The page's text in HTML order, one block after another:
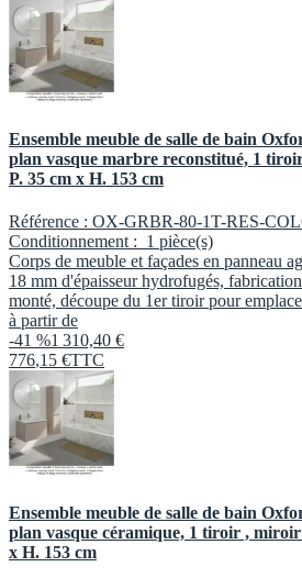
Ensemble meuble de salle de bain
plan vasque marbre reconstitué, 1
P. 35 cm x H. 153 cm
Référence : OX-GRBR-80-1T-RES-
Conditionnement : 1 pièce(s)
Corps de meuble et façades en panneau
18 mm d'épaisseur hydrofugés,
monté, découpe du 1er tiroir pour
à partir de
-41 %1 310,40 €
776,15 €TTC
Ensemble meuble de salle de bain
plan vasque céramique, 1 tiroir ,
x H. 153 cm